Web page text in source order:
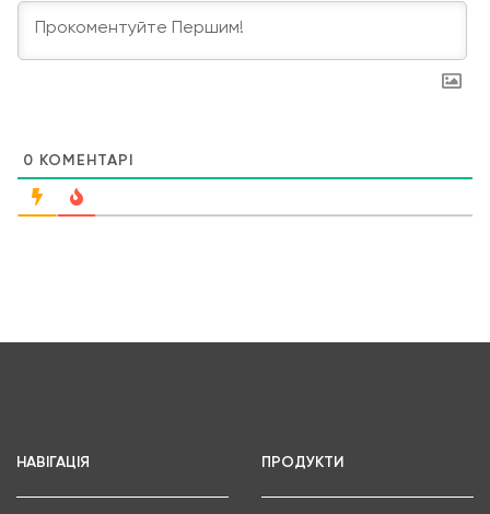
0 КОМЕНТАРІ
НАВІГАЦІЯ ПРОДУКТИ